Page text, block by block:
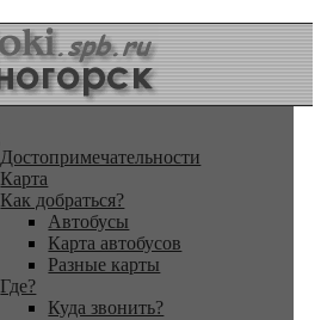
Достопримечательности
Карта
Как добраться?
Автобусы
Карта автобусов
Разные карты
Где?
Куда звонить?